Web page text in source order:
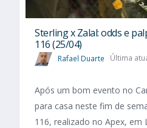
Sterling x Zalal: odds e
116 (25/04)
Rafael Duarte Última
Após um bom evento no
para casa neste fim de
116, realizado no Apex, em